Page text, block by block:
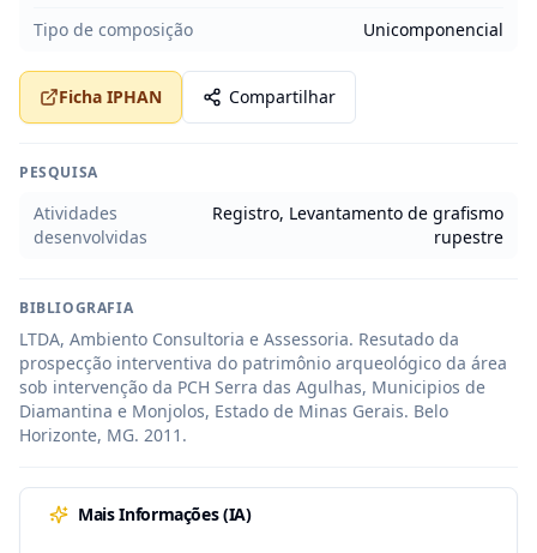
Tipo de composição
Unicomponencial
Ficha IPHAN Compartilhar
PESQUISA
Atividades
desenvolvidas
Registro, Levantamento de grafismo
rupestre
BIBLIOGRAFIA
LTDA, Ambiento Consultoria e Assessoria. Resutado da
prospecção interventiva do patrimônio arqueológico da área
sob intervenção da PCH Serra das Agulhas, Municipios de
Diamantina e Monjolos, Estado de Minas Gerais. Belo
Horizonte, MG. 2011.
Mais Informações (IA)